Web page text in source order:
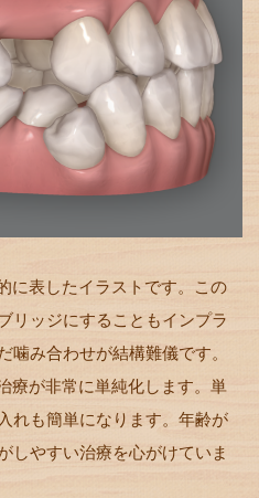
に表したイラストです。この
リッジにすることもインプラ
噛み合わせが結構難儀です。
療が非常に単純化します。単
れも簡単になります。年齢が
しやすい治療を心がけていま